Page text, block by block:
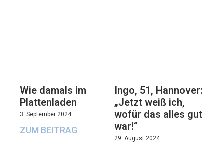
Wie damals im
Plattenladen
3. September 2024
ZUM BEITRAG
Ingo, 51, Hannover:
„Jetzt weiß ich,
wofür das alles gut
war!“
29. August 2024